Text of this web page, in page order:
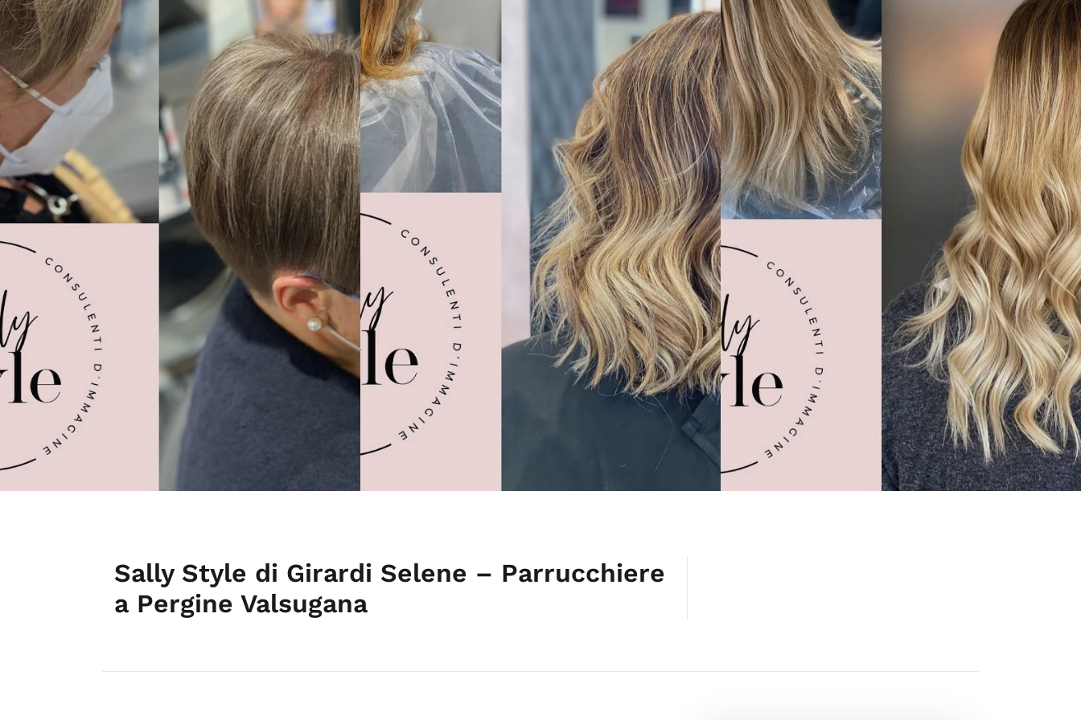
Sally Style di Girardi Selene – Parrucchiere
a Pergine Valsugana